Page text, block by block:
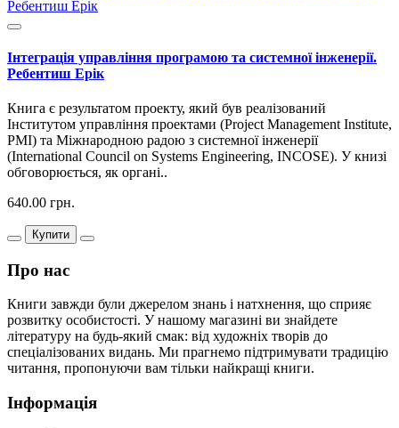
Інтеграція управління програмою та системної інженерії.
Ребентиш Ерік
Книга є результатом проекту, який був реалізований
Інститутом управління проектами (Project Management Institute,
PMI) та Міжнародною радою з системної інженерії
(International Council on Systems Engineering, INCOSE). У книзі
обговорюється, як органі..
640.00 грн.
Купити
Про нас
Книги завжди були джерелом знань і натхнення, що сприяє
розвитку особистості. У нашому магазині ви знайдете
літературу на будь-який смак: від художніх творів до
спеціалізованих видань. Ми прагнемо підтримувати традицію
читання, пропонуючи вам тільки найкращі книги.
Інформація